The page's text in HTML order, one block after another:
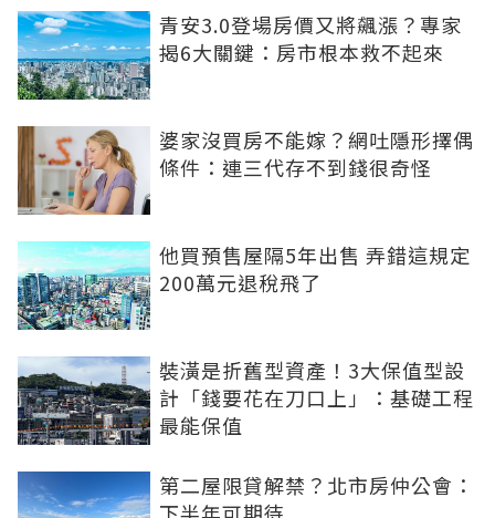
青安3.0登場房價又將飆漲？專家
揭6大關鍵：房市根本救不起來
婆家沒買房不能嫁？網吐隱形擇偶
條件：連三代存不到錢很奇怪
他買預售屋隔5年出售 弄錯這規定
200萬元退稅飛了
裝潢是折舊型資產！3大保值型設
計「錢要花在刀口上」：基礎工程
最能保值
第二屋限貸解禁？北市房仲公會：